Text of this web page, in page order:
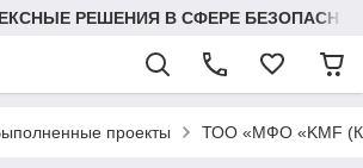
РЕШЕНИЯ В СФЕРЕ
проекты ТОО «МФО «KMF